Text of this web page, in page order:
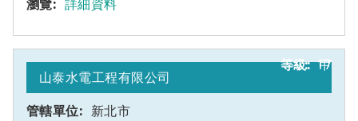
詳細資料
17
山泰水電工程有限公司
新北市
甲